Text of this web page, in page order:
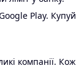
Play.
компанії.